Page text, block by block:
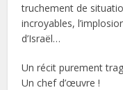
truchement de
incroyables,
d’Israël…
Un récit purement
Un chef d’œuvre !